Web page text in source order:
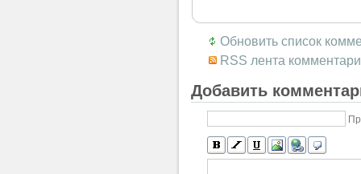
Обновить список
RSS лента
Добавить